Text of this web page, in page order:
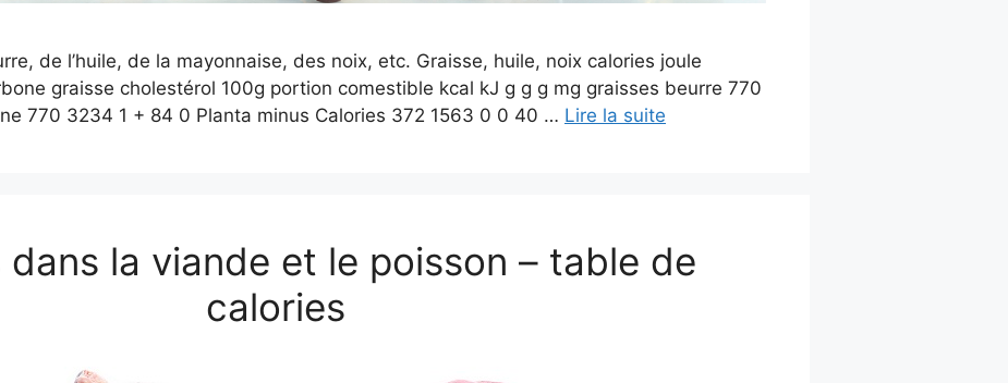
de l’huile, de la mayonnaise, des noix, etc. Graisse, huile, noix calories joule
graisse cholestérol 100g portion comestible kcal kJ g g g mg graisses beurre 770
770 3234 1 + 84 0 Planta minus Calories 372 1563 0 0 40 … Lire la suite
dans la viande et le poisson – table de
calories